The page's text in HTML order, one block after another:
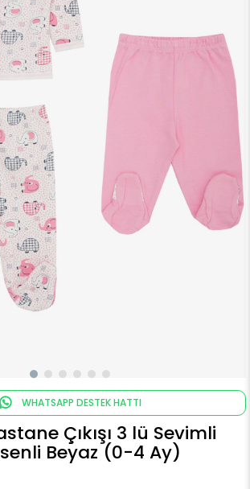
WHATSAPP DESTEK HATTI
Çıkışı 3 lü Sevimli
Beyaz (0-4 Ay)